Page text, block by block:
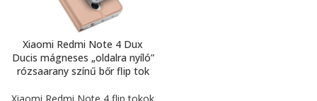
Xiaomi Redmi Note 4 Dux
Ducis mágneses „oldalra nyíló”
rózsaarany színű bőr flip tok